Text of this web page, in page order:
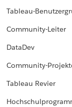
Tableau-
Community-Leiter
DataDev
Community-
Tableau Revier